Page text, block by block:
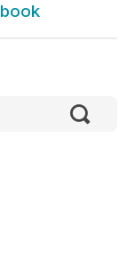
Royalties